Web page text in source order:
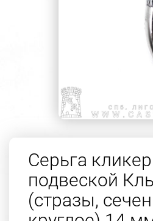
Серьга
подвеской
(стразы,